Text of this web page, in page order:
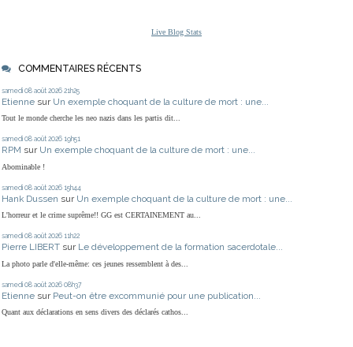
Live Blog Stats
COMMENTAIRES RÉCENTS
samedi 08 août 2026 21h25
Etienne sur Un exemple choquant de la culture de mort : une...
Tout le monde cherche les neo nazis dans les partis dit...
samedi 08 août 2026 19h51
RPM sur Un exemple choquant de la culture de mort : une...
Abominable !
samedi 08 août 2026 15h44
Hank Dussen sur Un exemple choquant de la culture de mort : une...
L'horreur et le crime suprême!! GG est CERTAINEMENT au...
samedi 08 août 2026 11h22
Pierre LIBERT sur Le développement de la formation sacerdotale...
La photo parle d'elle-même: ces jeunes ressemblent à des...
samedi 08 août 2026 08h37
Etienne sur Peut-on être excommunié pour une publication...
Quant aux déclarations en sens divers des déclarés cathos...